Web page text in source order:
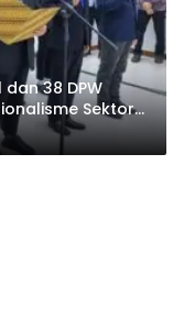
dan 38 DPW
Sektor